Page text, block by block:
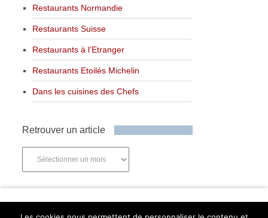
Restaurants Normandie
Restaurants Suisse
Restaurants à l’Etranger
Restaurants Etoilés Michelin
Dans les cuisines des Chefs
Retrouver un article